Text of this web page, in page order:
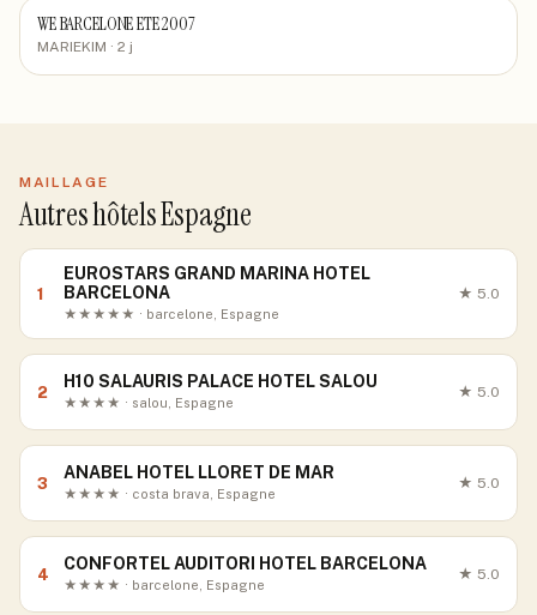
WE BARCELONE ETE 2007
MARIEKIM · 2 j
MAILLAGE
Autres hôtels Espagne
1
EUROSTARS GRAND MARINA HOTEL
BARCELONA
★★★★★ · barcelone, Espagne
★ 5.0
2
H10 SALAURIS PALACE HOTEL SALOU
★★★★ · salou, Espagne
★ 5.0
3
ANABEL HOTEL LLORET DE MAR
★★★★ · costa brava, Espagne
★ 5.0
4
CONFORTEL AUDITORI HOTEL BARCELONA
★★★★ · barcelone, Espagne
★ 5.0